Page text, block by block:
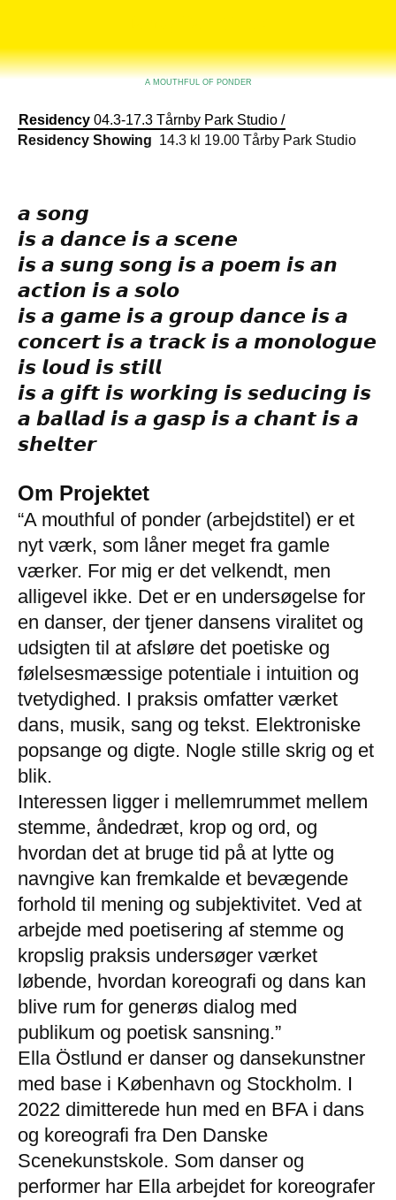
A MOUTHFUL OF PONDER
Residency 04.3-17.3 Tårnby Park Studio /
Residency Showing 14.3 kl 19.00 Tårby Park Studio
𝙖 𝙨𝙤𝙣𝙜
𝙞𝙨 𝙖 𝙙𝙖𝙣𝙘𝙚 𝙞𝙨 𝙖 𝙨𝙘𝙚𝙣𝙚
𝙞𝙨 𝙖 𝙨𝙪𝙣𝙜 𝙨𝙤𝙣𝙜 𝙞𝙨 𝙖 𝙥𝙤𝙚𝙢 𝙞𝙨 𝙖𝙣
𝙖𝙘𝙩𝙞𝙤𝙣 𝙞𝙨 𝙖 𝙨𝙤𝙡𝙤
𝙞𝙨 𝙖 𝙜𝙖𝙢𝙚 𝙞𝙨 𝙖 𝙜𝙧𝙤𝙪𝙥 𝙙𝙖𝙣𝙘𝙚 𝙞𝙨 𝙖
𝙘𝙤𝙣𝙘𝙚𝙧𝙩 𝙞𝙨 𝙖 𝙩𝙧𝙖𝙘𝙠 𝙞𝙨 𝙖 𝙢𝙤𝙣𝙤𝙡𝙤𝙜𝙪𝙚
𝙞𝙨 𝙡𝙤𝙪𝙙 𝙞𝙨 𝙨𝙩𝙞𝙡𝙡
𝙞𝙨 𝙖 𝙜𝙞𝙛𝙩 𝙞𝙨 𝙬𝙤𝙧𝙠𝙞𝙣𝙜 𝙞𝙨 𝙨𝙚𝙙𝙪𝙘𝙞𝙣𝙜 𝙞𝙨
𝙖 𝙗𝙖𝙡𝙡𝙖𝙙 𝙞𝙨 𝙖 𝙜𝙖𝙨𝙥 𝙞𝙨 𝙖 𝙘𝙝𝙖𝙣𝙩 𝙞𝙨 𝙖
𝙨𝙝𝙚𝙡𝙩𝙚𝙧
Om Projektet
“A mouthful of ponder (arbejdstitel) er et
nyt værk, som låner meget fra gamle
værker. For mig er det velkendt, men
alligevel ikke. Det er en undersøgelse for
en danser, der tjener dansens viralitet og
udsigten til at afsløre det poetiske og
følelsesmæssige potentiale i intuition og
tvetydighed. I praksis omfatter værket
dans, musik, sang og tekst. Elektroniske
popsange og digte. Nogle stille skrig og et
blik.
Interessen ligger i mellemrummet mellem
stemme, åndedræt, krop og ord, og
hvordan det at bruge tid på at lytte og
navngive kan fremkalde et bevægende
forhold til mening og subjektivitet. Ved at
arbejde med poetisering af stemme og
kropslig praksis undersøger værket
løbende, hvordan koreografi og dans kan
blive rum for generøs dialog med
publikum og poetisk sansning.”
Ella Östlund er danser og dansekunstner
med base i København og Stockholm. I
2022 dimitterede hun med en BFA i dans
og koreografi fra Den Danske
Scenekunstskole. Som danser og
performer har Ella arbejdet for koreografer